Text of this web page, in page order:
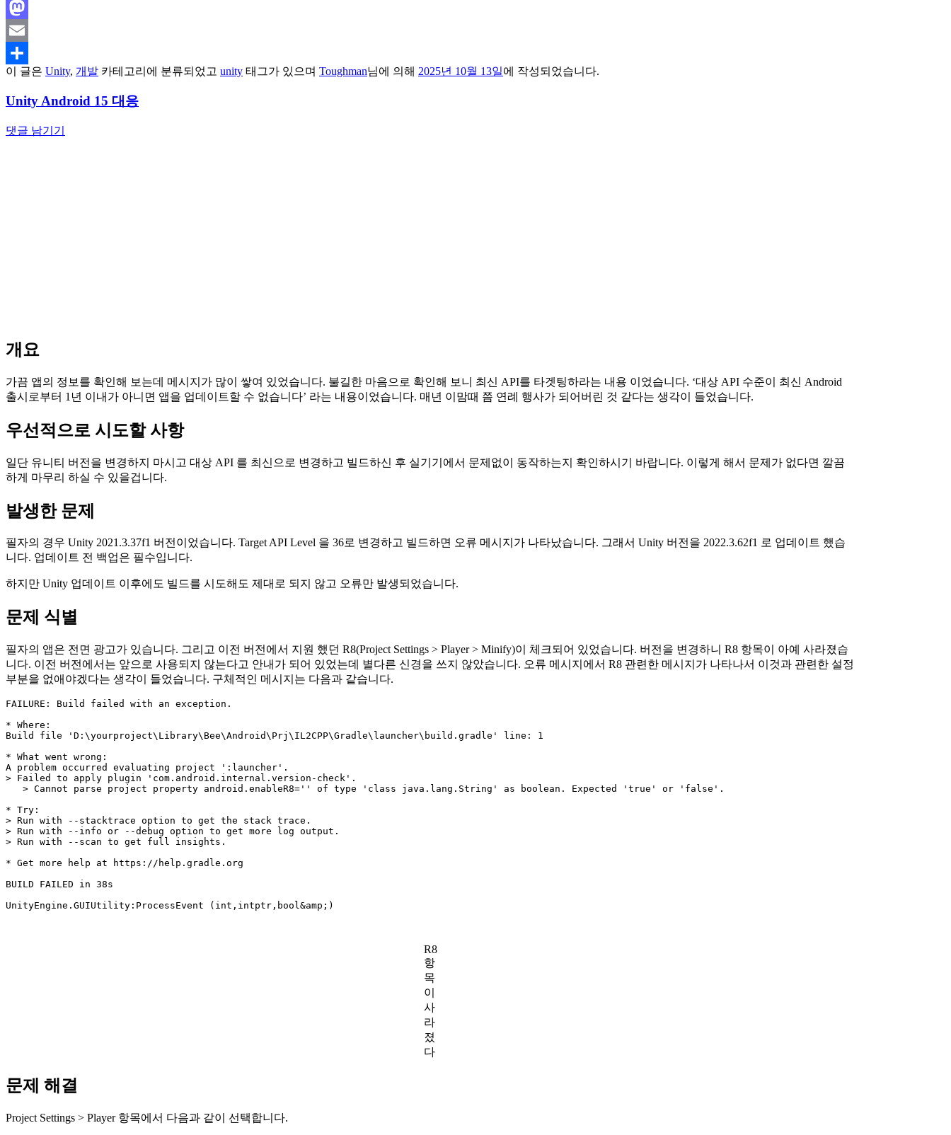
Facebook
Mastodon
Email
Share
이 글은 Unity, 개발 카테고리에 분류되었고 unity 태그가 있으며 Toughman님에 의해 2025년 10월 13일에 작성되었습니다.
Unity Android 15 대응
댓글 남기기
개요
가끔 앱의 정보를 확인해 보는데 메시지가 많이 쌓여 있었습니다. 불길한 마음으로 확인해 보니 최신 API를 타겟팅하라는 내용 이었습니다. ‘대상 API 수준이 최신 Android
출시로부터 1년 이내가 아니면 앱을 업데이트할 수 없습니다’ 라는 내용이었습니다. 매년 이맘때 쯤 연례 행사가 되어버린 것 같다는 생각이 들었습니다.
우선적으로 시도할 사항
일단 유니티 버전을 변경하지 마시고 대상 API 를 최신으로 변경하고 빌드하신 후 실기기에서 문제없이 동작하는지 확인하시기 바랍니다. 이렇게 해서 문제가 없다면 깔끔
하게 마무리 하실 수 있을겁니다.
발생한 문제
필자의 경우 Unity 2021.3.37f1 버전이었습니다. Target API Level 을 36로 변경하고 빌드하면 오류 메시지가 나타났습니다. 그래서 Unity 버전을 2022.3.62f1 로 업데이트 했습
니다. 업데이트 전 백업은 필수입니다.
하지만 Unity 업데이트 이후에도 빌드를 시도해도 제대로 되지 않고 오류만 발생되었습니다.
문제 식별
필자의 앱은 전면 광고가 있습니다. 그리고 이전 버전에서 지원 했던 R8(Project Settings > Player > Minify)이 체크되어 있었습니다. 버전을 변경하니 R8 항목이 아예 사라졌습
니다. 이전 버전에서는 앞으로 사용되지 않는다고 안내가 되어 있었는데 별다른 신경을 쓰지 않았습니다. 오류 메시지에서 R8 관련한 메시지가 나타나서 이것과 관련한 설정
부분을 없애야겠다는 생각이 들었습니다. 구체적인 메시지는 다음과 같습니다.
FAILURE: Build failed with an exception.
* Where:
Build file 'D:\yourproject\Library\Bee\Android\Prj\IL2CPP\Gradle\launcher\build.gradle' line: 1
* What went wrong:
A problem occurred evaluating project ':launcher'.
> Failed to apply plugin 'com.android.internal.version-check'.
   > Cannot parse project property android.enableR8='' of type 'class java.lang.String' as boolean. Expected 'true' or 'false'.
* Try:
> Run with --stacktrace option to get the stack trace.
> Run with --info or --debug option to get more log output.
> Run with --scan to get full insights.
* Get more help at https://help.gradle.org
BUILD FAILED in 38s
UnityEngine.GUIUtility:ProcessEvent (int,intptr,bool&amp;)
R8
항
목
이
사
라
졌
다
문제 해결
Project Settings > Player 항목에서 다음과 같이 선택합니다.